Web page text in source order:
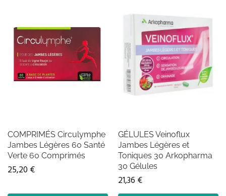
COMPRIMÉS Circulymphe
Jambes Légères 60 Santé
Verte 60 Comprimés
25,20 €
GÉLULES Veinoflux
Jambes Légères et
Toniques 30 Arkopharma
30 Gélules
21,36 €